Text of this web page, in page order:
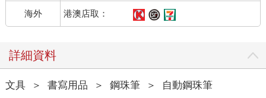
海外 港澳店取：
詳細資料
文具 ＞ 書寫用品 ＞ 鋼珠筆 ＞ 自動鋼珠筆